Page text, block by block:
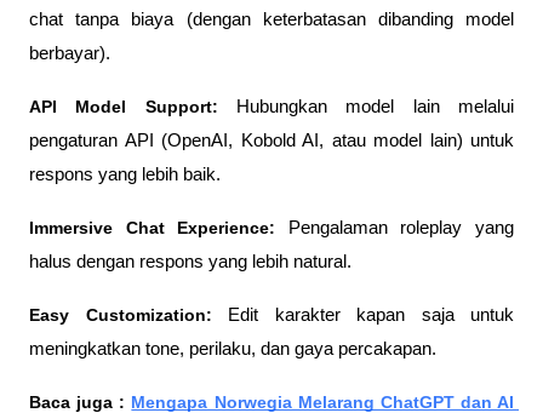
chat tanpa biaya (dengan keterbatasan dibanding model
berbayar).
API Model Support: Hubungkan model lain melalui
pengaturan API (OpenAI, Kobold AI, atau model lain) untuk
respons yang lebih baik.
Immersive Chat Experience: Pengalaman roleplay yang
halus dengan respons yang lebih natural.
Easy Customization: Edit karakter kapan saja untuk
meningkatkan tone, perilaku, dan gaya percakapan.
Baca juga : Mengapa Norwegia Melarang ChatGPT dan AI